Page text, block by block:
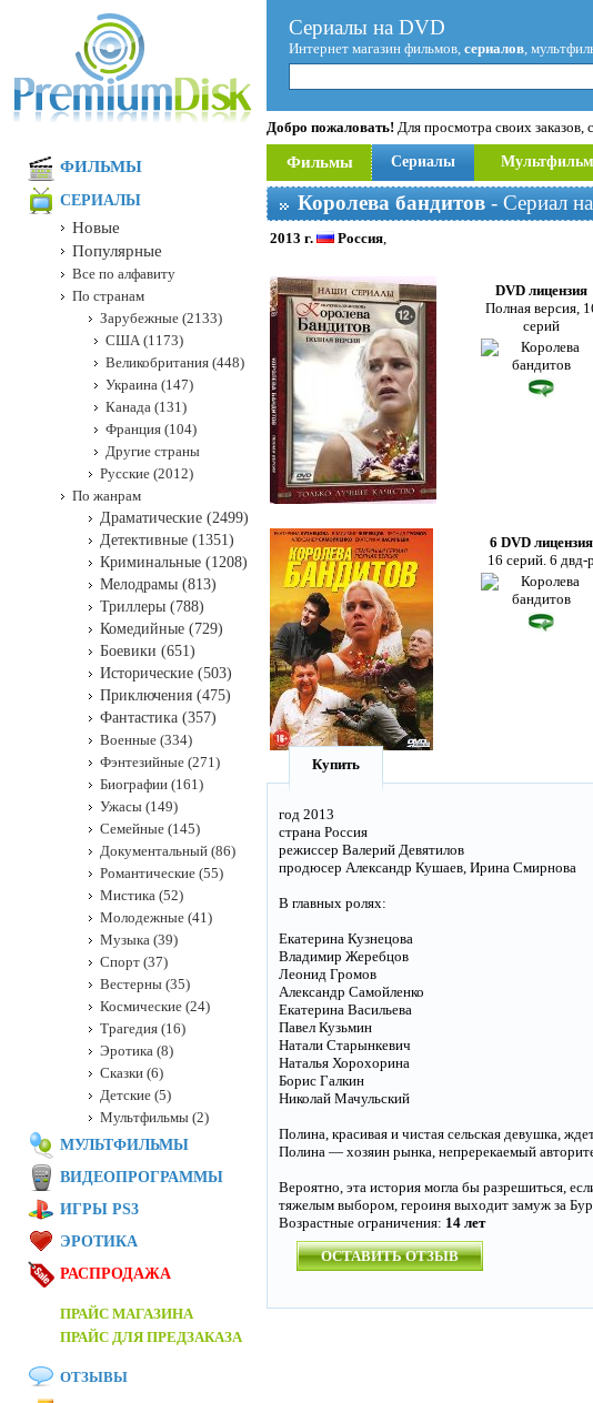
Сериалы на DVD
Интернет магазин фильмов, сериалов,
Добро пожаловать! Для просмотра своих заказов,
Фильмы Сериалы
Королева бандитов - Сериал на
2013 г. Россия,
DVD лицензия
Полная версия,
серий
6 DVD лицензия
16 серий. 6 двд-р
Купить
год 2013
страна Россия
режиссер Валерий Девятилов
продюсер Александр Кушаев, Ирина Смирнова
В главных ролях:
Екатерина Кузнецова
Владимир Жеребцов
Леонид Громов
Александр Самойленко
Екатерина Васильева
Павел Кузьмин
Натали Старынкевич
Наталья Хорохорина
Борис Галкин
Николай Мачульский
Полина, красивая и чистая сельская девушка,
Полина — хозяин рынка, непререкаемый
Вероятно, эта история могла бы разрешиться,
тяжелым выбором, героиня выходит замуж за
Возрастные ограничения: 14 лет
ОСТАВИТЬ ОТЗЫВ
ФИЛЬМЫ
СЕРИАЛЫ
Новые
Популярные
Все по алфавиту
По странам
Зарубежные (2133)
США (1173)
Великобритания (448)
Украина (147)
Канада (131)
Франция (104)
Другие страны
Русские (2012)
По жанрам
Драматические (2499)
Детективные (1351)
Криминальные (1208)
Мелодрамы (813)
Триллеры (788)
Комедийные (729)
Боевики (651)
Исторические (503)
Приключения (475)
Фантастика (357)
Военные (334)
Фэнтезийные (271)
Биографии (161)
Ужасы (149)
Семейные (145)
Документальный (86)
Романтические (55)
Мистика (52)
Молодежные (41)
Музыка (39)
Спорт (37)
Вестерны (35)
Космические (24)
Трагедия (16)
Эротика (8)
Сказки (6)
Детские (5)
Мультфильмы (2)
МУЛЬТФИЛЬМЫ
ВИДЕОПРОГРАММЫ
ИГРЫ PS3
ЭРОТИКА
РАСПРОДАЖА
ПРАЙС МАГАЗИНА
ПРАЙС ДЛЯ ПРЕДЗАКАЗА
ОТЗЫВЫ